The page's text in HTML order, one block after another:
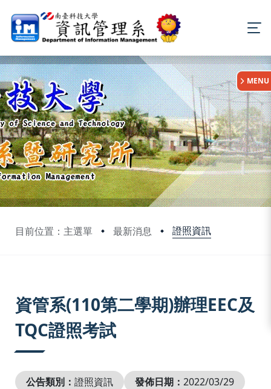
目前位置：主選單 最新消息 證照資訊
:::
MENU
資管系(110第二學期)辦理EEC及
TQC證照考試
公告類別： 證照資訊 發佈日期： 2022/03/29